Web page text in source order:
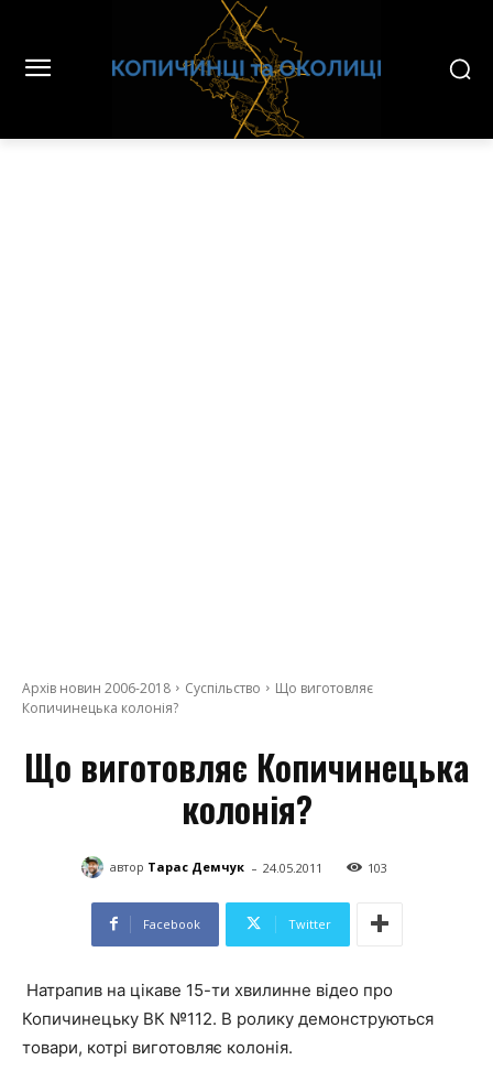
Архів новин 2006-2018 Суспільство
Що виготовляє
Копичинецька колонія?
Що виготовляє Копичинецька
колонія?
автор Тарас Демчук - 24.05.2011 103
Facebook Twitter
Натрапив на цікаве 15-ти хвилинне відео про
Копичинецьку ВК №112. В ролику демонструються
товари, котрі виготовляє колонія.